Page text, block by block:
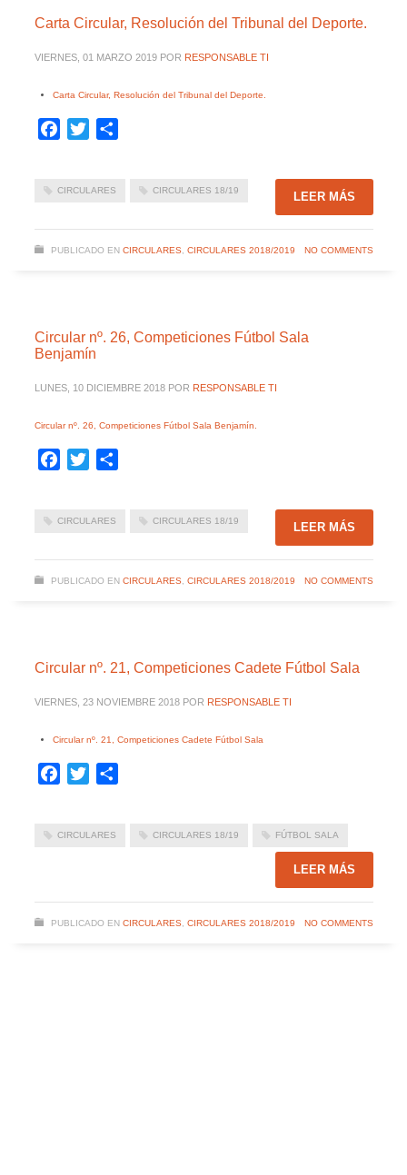
Carta Circular, Resolución del Tribunal del Deporte.
VIERNES, 01 MARZO 2019 POR RESPONSABLE TI
Carta Circular, Resolución del Tribunal del Deporte.
Facebook
Twitter
CIRCULARES CIRCULARES 18/19 LEER MÁS
PUBLICADO EN CIRCULARES, CIRCULARES 2018/2019 NO COMMENTS
Circular nº. 26, Competiciones Fútbol Sala
Benjamín
LUNES, 10 DICIEMBRE 2018 POR RESPONSABLE TI
Circular nº. 26, Competiciones Fútbol Sala Benjamín.
Facebook
Twitter
CIRCULARES CIRCULARES 18/19 LEER MÁS
PUBLICADO EN CIRCULARES, CIRCULARES 2018/2019 NO COMMENTS
Circular nº. 21, Competiciones Cadete Fútbol Sala
VIERNES, 23 NOVIEMBRE 2018 POR RESPONSABLE TI
Circular nº. 21, Competiciones Cadete Fútbol Sala
Facebook
Twitter
CIRCULARES CIRCULARES 18/19 FÚTBOL SALA
LEER MÁS
PUBLICADO EN CIRCULARES, CIRCULARES 2018/2019 NO COMMENTS